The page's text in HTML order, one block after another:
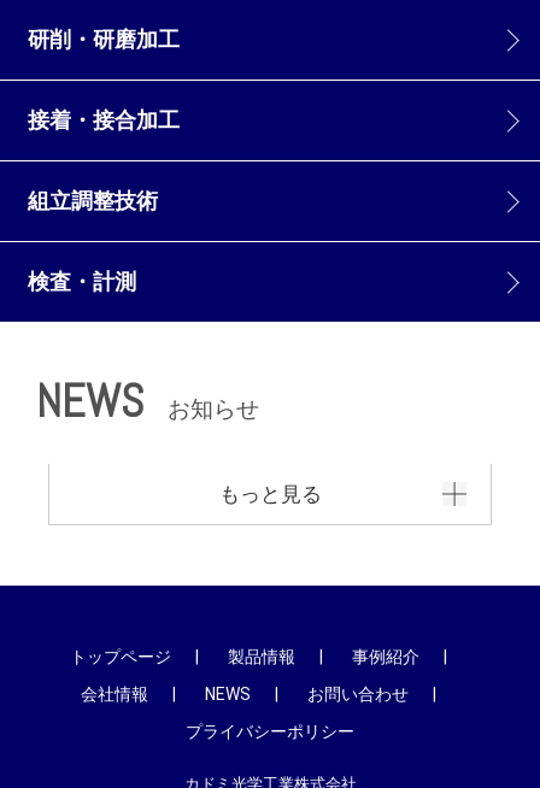
研削・研磨加工
接着・接合加工
組立調整技術
検査・計測
NEWS お知らせ
もっと見る
トップページ 製品情報
事例紹介
会社情報
NEWS
お問い合わせ
プライバシーポリシー
カドミ光学工業株式会社